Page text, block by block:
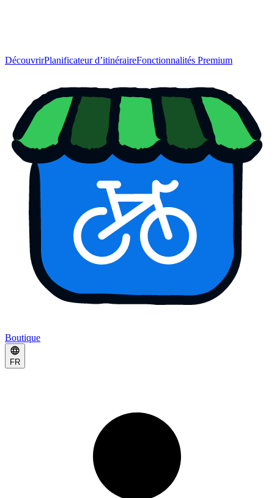
DécouvrirPlanificateur d’itinéraireFonctionnalités Premium
Boutique
FR